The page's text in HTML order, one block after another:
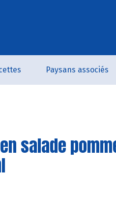
Paysans associés
salade